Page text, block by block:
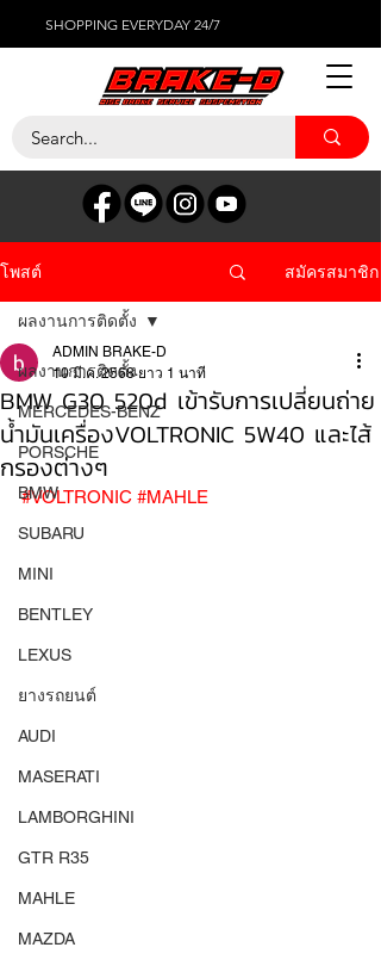
SHOPPING EVERYDAY 24/7
โพสต์ สมัครสมาชิก
ผลงานการติดตั้ง
MERCEDES-BENZ
PORSCHE
BMW
SUBARU
MINI
BENTLEY
LEXUS
ยางรถยนต์
AUDI
MASERATI
LAMBORGHINI
GTR R35
MAHLE
MAZDA
ผลงานการติดตั้ง
BMW G30 520d เข้ารับการเปลี่ยนถ่าย
น้ำมันเครื่องVOLTRONIC 5W40 และไส้
กรองต่างๆ
ADMIN BRAKE-D
10 มี.ค. 2568 ยาว 1 นาที
#VOLTRONIC #MAHLE